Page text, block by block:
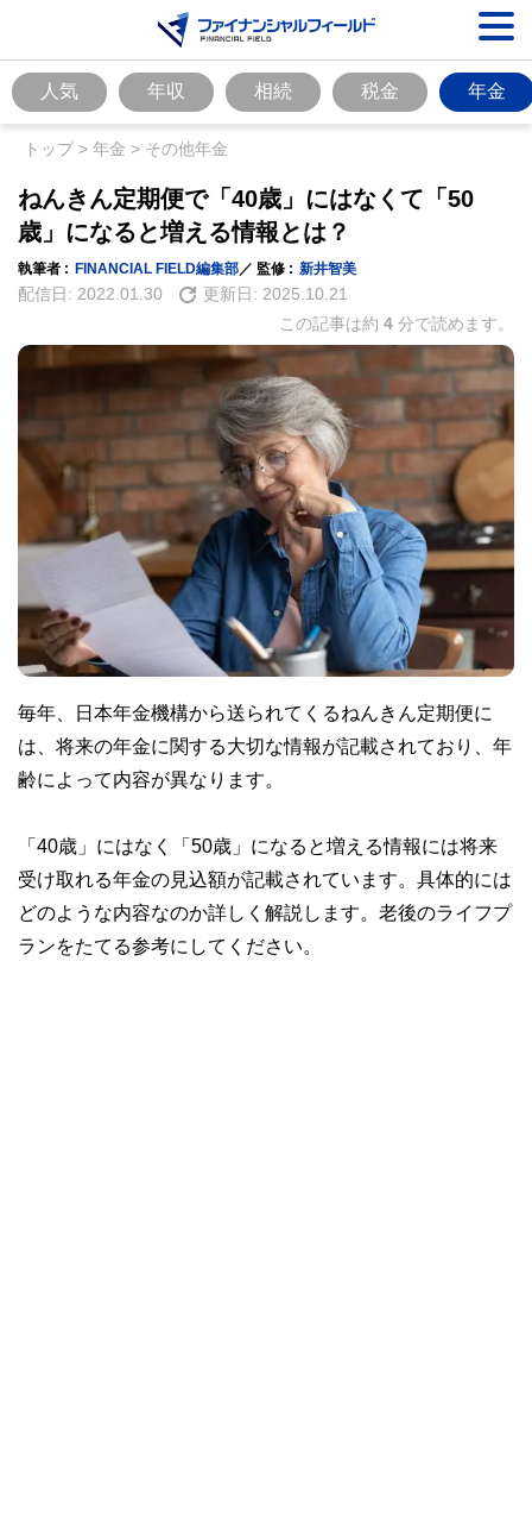
人気 年収 相続 税金 年金
トップ> 年金 > その他年金
ねんきん定期便で「40歳」にはなくて「50
歳」になると増える情報とは？
執筆者 : FINANCIAL FIELD編集部 ／ 監修 : 新井智美
配信日: 2022.01.30 更新日: 2025.10.21
この記事は約 4 分で読めます。
毎年、日本年金機構から送られてくるねんきん定期便に
は、将来の年金に関する大切な情報が記載されており、年
齢によって内容が異なります。
「40歳」にはなく「50歳」になると増える情報には将来
受け取れる年金の見込額が記載されています。具体的には
どのような内容なのか詳しく解説します。老後のライフプ
ランをたてる参考にしてください。